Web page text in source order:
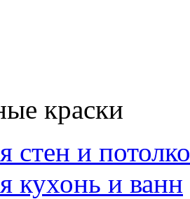
краски
стен и
кухонь и ванн